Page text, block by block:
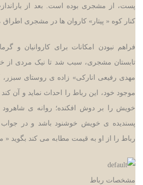
پست، از مشجری بوده است. بعد از
کنار کوه « پیتار» کاروان ها در مشجری
فراهم نبودن امکانات برای کاروانیان و
تابستان مشجری، سبب شد تا نیک مردی
از
مهدی رفیعی انارکی» زاده ی روستای سبزر،
موجود خود، این رباط را احداث نماید و آن
خویش را بر دوش افکنده؛ روانه ی شاهرود
پسندیده ی خویش خوشنود باشد و در جواب
رباط را از او به قیمت مطابه می کند بگوید
مشخصات رباط